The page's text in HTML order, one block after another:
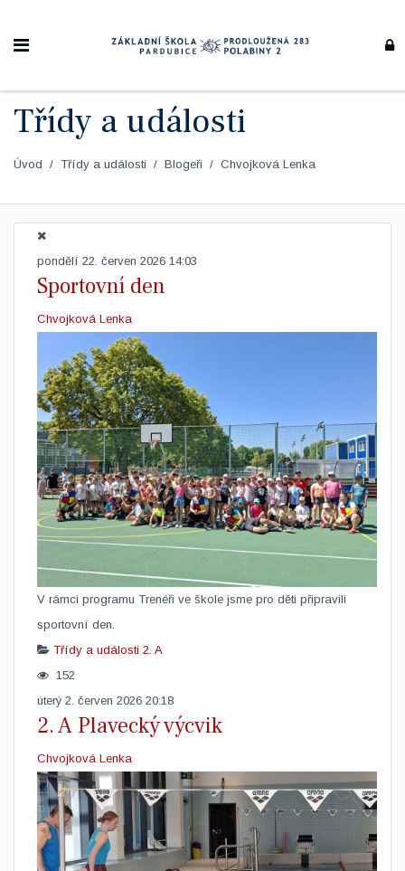
Třídy a události
Úvod Třídy a události Blogeři Chvojková Lenka
pondělí 22. červen 2026 14:03
Sportovní den
Chvojková Lenka
​V rámci programu Trenéři ve škole jsme pro děti připravili
sportovní den.
Třídy a události 2. A
152
úterý 2. červen 2026 20:18
2. A Plavecký výcvik
Chvojková Lenka